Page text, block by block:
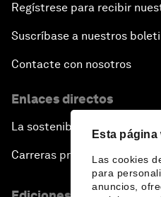
Esta
Las cookies
para
anuncios,
Regístrese para recibir
Suscríbase a nuestros
Contacte con nosotros
Enlaces directos
La sostenibilidad en el Foro
Carreras profesionales